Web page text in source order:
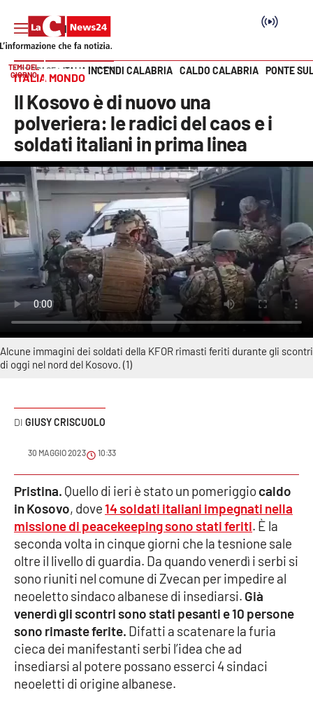
SEZIONI
Cronaca
Politica
Attualità
Economia e lavoro
Italia Mondo
Sanità
Sport
Editoriali
VIDEO
Ambiente
Cronaca
Cultura
Economia e Lavoro
Vai
TEMI DEL
GIORNO
INCENDI CALABRIA CALDO CALABRIA PONTE
HOME PAGE ITALIA MONDO
ITALIA MONDO
Il Kosovo è di nuovo una
polveriera: le radici del caos e i
soldati italiani in prima linea
Alcune immagini dei soldati della KFOR rimasti feriti durante gli scontri
di oggi nel nord del Kosovo. (1)
GIUSY CRISCUOLO
30 MAGGIO 2023 10:33
Pristina. Quello di ieri è stato un pomeriggiocaldo
in Kosovo, dove14 soldati italiani impegnati nella
missione di peacekeeping sono stati feriti. È la
seconda volta in cinque giorni che la tesnione sale
oltre il livello di guardia. Da quando venerdì i serbi si
sono riuniti nel comune di Zvecan per impedire al
neoeletto sindaco albanese di insediarsi. Già
venerdì gli scontri sono stati pesanti e 10 persone
sono rimaste ferite. Difatti a scatenare la furia
cieca dei manifestanti serbi l’idea che ad
insediarsi al potere possano esserci 4 sindaci
neoeletti di origine albanese.